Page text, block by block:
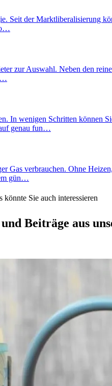
Seit der Marktliberalisierung
zur Auswahl. Neben den
…
In wenigen Schritten können
genau fun…
verbrauchen. Ohne
gün…
könnte Sie auch interessieren
Beiträge aus